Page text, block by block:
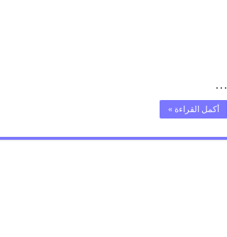
…
أكمل القراءة »